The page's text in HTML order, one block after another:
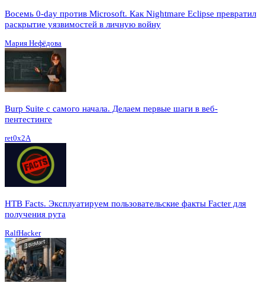
Восемь 0-day против Microsoft. Как Nightmare Eclipse превратил
раскрытие уязвимостей в личную войну
Мария Нефёдова
Burp Suite с самого начала. Делаем первые шаги в веб-
пентестинге
ret0x2A
HTB Facts. Эксплуатируем пользовательские факты Facter для
получения рута
RalfHacker